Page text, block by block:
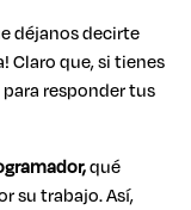
déjanos decirte
Claro que, si tienes
responder tus
qué
su trabajo. Así,